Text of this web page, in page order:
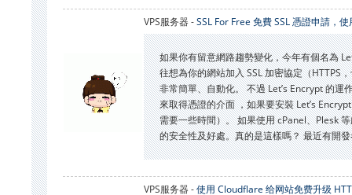
VPS服务器 -SSL For Free 免費 SSL 憑證申請，
如果你有留意網路趨勢變化，今年有個名為
往想為你的網站加入 SSL 加密協定（HTTPS
非常簡單、自動化。 不過 Let’s Encrypt 的運
來取得憑證的介面 ，如果要安裝 Let’s
需要一些時間）。 如果使用 cPanel、Plesk
的安全性及好處。真的是這樣嗎？ 最近有開
VPS服务器 -使用 Cloudflare 给网站免费升级